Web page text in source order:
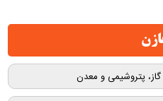
پتروشیمی و معدن